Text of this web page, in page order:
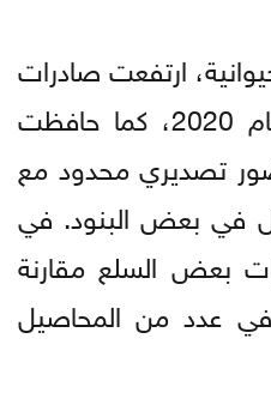
ارتفعت صادرات
لحوم الدجاج مقارنة بعام 2020، كما حافظت
تصديري محدود مع
في بعض البنود. في
بعض السلع مقارنة
في عدد من المحاصيل